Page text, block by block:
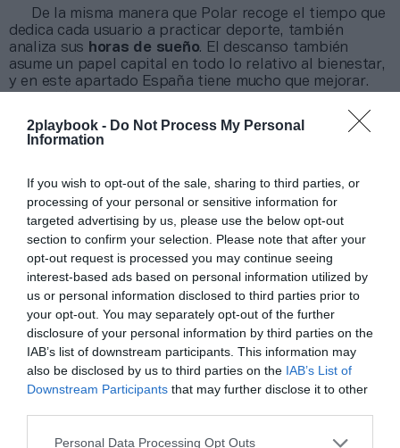
2playbook - Do Not Process My Personal
Information
If you wish to opt-out of the sale, sharing to third parties, or
processing of your personal or sensitive information for
targeted advertising by us, please use the below opt-out
section to confirm your selection. Please note that after your
opt-out request is processed you may continue seeing
interest-based ads based on personal information utilized by
us or personal information disclosed to third parties prior to
your opt-out. You may separately opt-out of the further
disclosure of your personal information by third parties on the
IAB’s list of downstream participants. This information may
also be disclosed by us to third parties on the IAB’s List of
Downstream Participants that may further disclose it to other
Personal Data Processing Opt Outs
De la misma manera que Polar recoge el tiempo que
dedica cada usuario a practicar deporte, también
analiza sus horas de sueño. El descanso también
asume un papel capital en todo lo relativo al bienestar,
y en este apartado España tiene mucho que mejorar.
inteligentes revelan que es el país que más tarde se va
a dormir, algo que se atribuye a una cuestión cultural y
En total, los españoles duermen una media de7
horas y 16 minutospor noche. Es el tercer país con
peor calidad del sueño, algo que Polar mide a partir de
métricas, como las veces que los usuarios se desvelan o
las fases de sueño reparador que cumplen. Los
nipones son el único país que baja de las 7 horas de
media de sueño, que es el mínimo recomendado,
mientras que los finlandeses obtienen la mayor
puntuación con 75 puntos al registrar 7 horas y 43
minutos de horas de sueño promedio.